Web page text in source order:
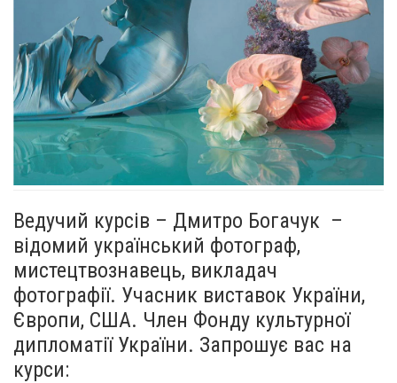
Ведучий курсів – Дмитро Богачук –
відомий український фотограф,
мистецтвознавець, викладач
фотографії. Учасник виставок України,
Європи, США. Член Фонду культурної
дипломатії України. Запрошує вас на
курси: